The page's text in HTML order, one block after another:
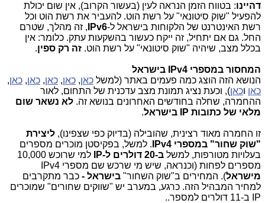
דהיינו: בטווח הזמן הנראה לעין (בעשור הקרוב), אין שום יכולת
להפעיל "שוק סיטונאי" על רשת הוט. להעביר את רשת הוט וכל
רשת האינטרנט של הלקוחות בישראל ל-IPv6 , זה מהלך, שטרם
החל. גם אם יתחיל, זה ייקח כעשור בהשקעות עתק. כלומר: אין
בכלל מצב, שיהיה "שוק סיטונאי" על רשת הוט. זה רק ספין.
המחסור במספרי IPv4
בישראל
הנושא הזה הוצג כמה פעמים באתר (למשל כאן, כאן, כאן, כאן, כאן,
כאן וכאן), וכעת נציג תמונת מצב עדכנית של התחום, לאור
ההחמרה, שחלה בחודשים האחרונים בנושא זה. לא נשאר שום
מלאי של כתובות IP בישראל
.
זו החמרה מאוד רצינית, שהובילה (בדיוק כפי שצפינו), ליצירת
"שוק שחור" במספרי IPv4 . למשל, בפקיסטן מוכרים מספרים
בעלויות מטורפות, למשל ב-20 דולרים ל-IP
למי שרוכש 10,000
מספרים לפחות (וכנראה, שיש מי שרכש שם מספרי IPv4
מישראל). המחירים ב"שוק השחור" בישראל - כבר מתקרבים
למחיר המבהיל הזה. כרגע, במערב יש "שווקים שחורים" שמוכרים
IP ב-11 דולרים למספר..